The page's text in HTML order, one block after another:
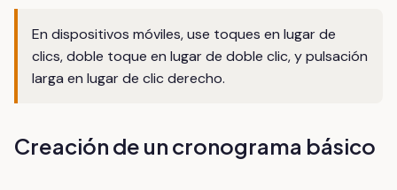
En dispositivos móviles, use toques en lugar de
clics, doble toque en lugar de doble clic, y pulsación
larga en lugar de clic derecho.
Creación de un cronograma básico